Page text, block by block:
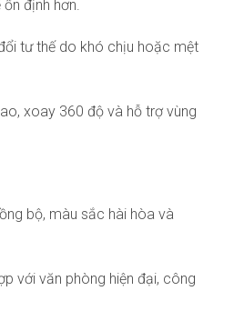
định hơn.
tư thế do khó chịu hoặc mệt
xoay 360 độ và hỗ trợ vùng
bộ, màu sắc hài hòa và
với văn phòng hiện đại, công